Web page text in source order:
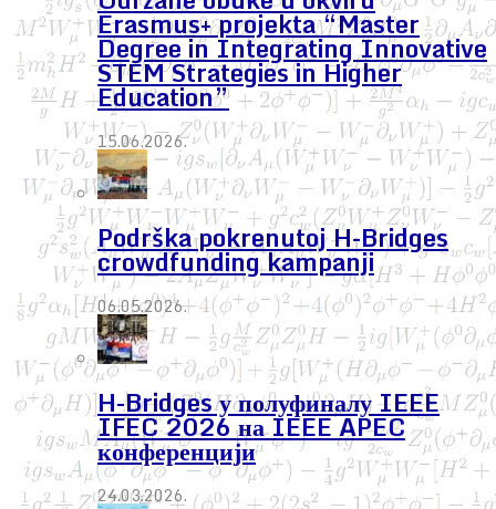
Erasmus+ projekta “Master
Degree in Integrating Innovative
STEM Strategies in Higher
Education”
15.06.2026.
Podrška pokrenutoj H-Bridges
crowdfunding kampanji
06.05.2026.
H-Bridges у полуфиналу IEEE
IFEC 2026 на IEEE APEC
конференцији
24.03.2026.